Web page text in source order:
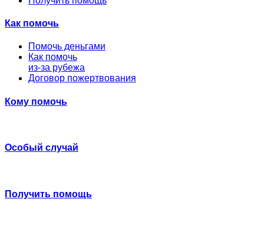
Как помочь
Помочь деньгами
Как помочь
из-за рубежа
Договор пожертвования
Кому помочь
Особый случай
Получить помощь